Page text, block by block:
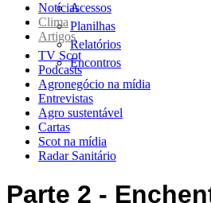
Acessos
Planilhas
Relatórios
Encontros
Notícias
Clima
Artigos
TV Scot
Podcasts
Agronegócio na mídia
Entrevistas
Agro sustentável
Cartas
Scot na mídia
Radar Sanitário
Parte 2 -